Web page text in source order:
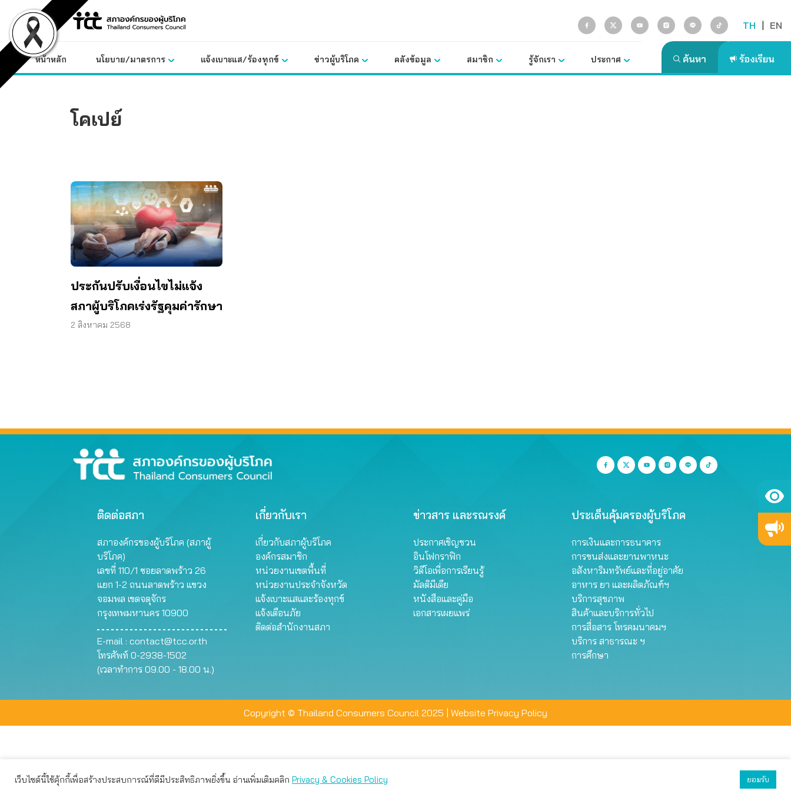
content
TH | EN
หน้าหลัก นโยบาย/มาตรการ แจ้งเบาะแส/ร้องทุกข์ ข่าวผู้บริโภค คลังข้อมูล สมาชิก รู้จักเรา ประกาศ
โคเปย์
ประกันปรับเงื่อนไขไม่แจ้ง
สภาผู้บริโภคเร่งรัฐคุมค่ารักษา
2 สิงหาคม 2568
ติดต่อสภา
สภาองค์กรของผู้บริโภค (สภาผู้
บริโภค)
เลขที่ 110/1 ซอยลาดพร้าว 26
แยก 1-2 ถนนลาดพร้าว แขวง
จอมพล เขตจตุจักร
กรุงเทพมหานคร 10900
E-mail : contact@tcc.or.th
โทรศัพท์ 0-2938-1502
(เวลาทำการ 09.00 - 18.00 น.)
เกี่ยวกับเรา
เกี่ยวกับสภาผู้บริโภค
องค์กรสมาชิก
หน่วยงานเขตพื้นที่
หน่วยงานประจำจังหวัด
แจ้งเบาะแสและร้องทุกข์
แจ้งเตือนภัย
ติดต่อสำนักงานสภา
ข่าวสาร และรณรงค์
ประกาศเชิญชวน
อินโฟกราฟิก
วิดีโอเพื่อการเรียนรู้
มัลติมีเดีย
หนังสือและคู่มือ
เอกสารเผยแพร่
ประเด็นคุ้มครองผู้บริโภค
การเงินและการธนาคาร
การขนส่งและยานพาหนะ
อสังหาริมทรัพย์และที่อยู่อาศัย
อาหาร ยา และผลิตภัณฑ์ฯ
บริการสุขภาพ
สินค้าและบริการทั่วไป
การสื่อสาร โทรคมนาคมฯ
บริการ สาธารณะ ฯ
การศึกษา
Copyright © Thailand Consumers Council 2025 | Website Privacy Policy
เว็บไซต์นี้ใช้คุ้กกี้เพื่อสร้างประสบการณ์ที่ดีมีประสิทธิภาพยิ่งขึ้น อ่านเพิ่มเติมคลิก Privacy & Cookies Policy ยอมรับ
เว็บไซต์นี้ใช้คุกกี้เพื่อมอบประสบการณ์การใช้งานที่ดีให้แก่ท่าน คุณสามารถเลือกตั้งค่าความเป็นส่วนตัวได้